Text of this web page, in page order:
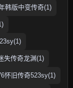
韩版中变传奇(1)
失传奇龙渊(1)
怀旧传奇523sy(1)